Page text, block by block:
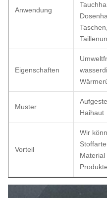
Anwendung
Eigenschaften
Muster
Haihaut
Vorteil
Wir
Material